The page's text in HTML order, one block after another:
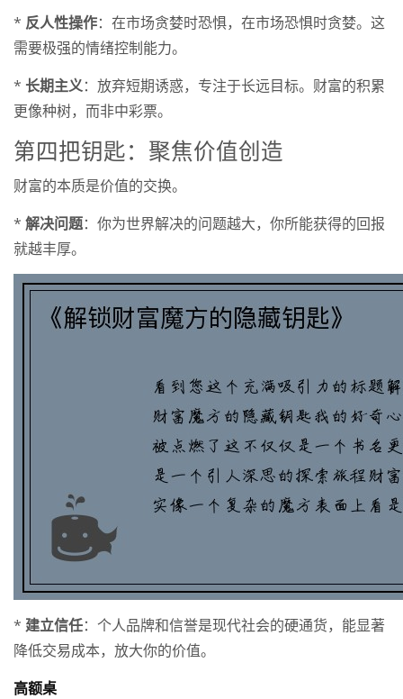
* 反人性操作：在市场贪婪时恐惧，在市场恐惧时贪婪。这
需要极强的情绪控制能力。
* 长期主义：放弃短期诱惑，专注于长远目标。财富的积累
更像种树，而非中彩票。
第四把钥匙：聚焦价值创造
财富的本质是价值的交换。
* 解决问题：你为世界解决的问题越大，你所能获得的回报
就越丰厚。
* 建立信任：个人品牌和信誉是现代社会的硬通货，能显著
降低交易成本，放大你的价值。
高额桌